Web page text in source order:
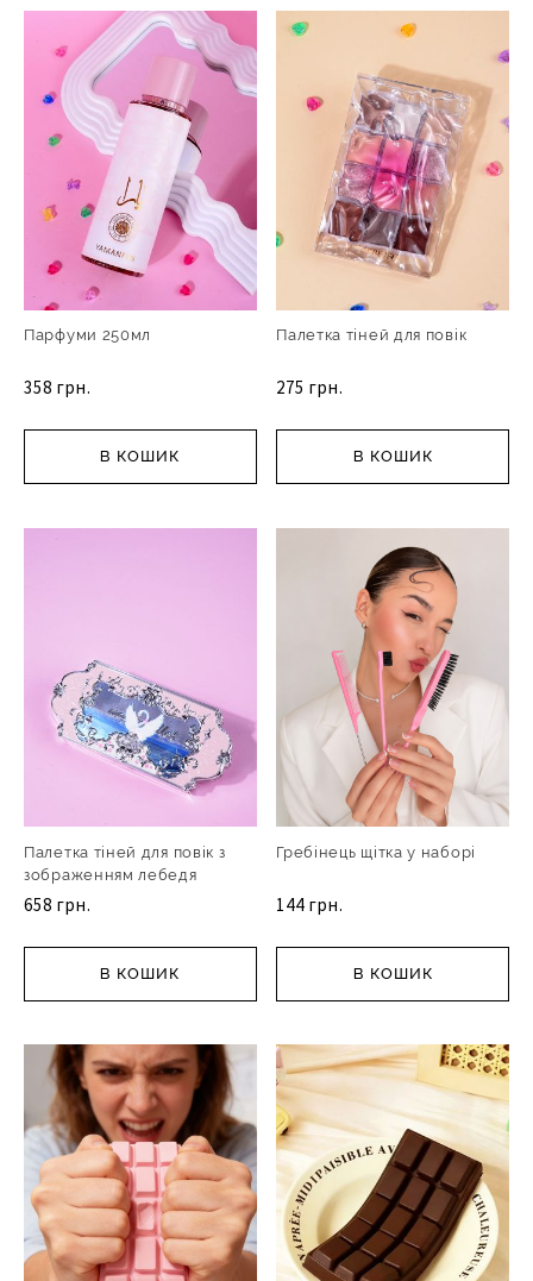
Парфуми 250мл
358 грн.
В КОШИК
Палетка тіней для повік
275 грн.
В КОШИК
Палетка тіней для повік з
зображенням лебедя
658 грн.
В КОШИК
Гребінець щітка у наборі
144 грн.
В КОШИК